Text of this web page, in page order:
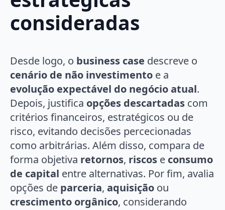
consideradas
Desde logo, o business case descreve o
cenário de não investimento e a
evolução expectável do negócio atual.
Depois, justifica opções descartadas com
critérios financeiros, estratégicos ou de
risco, evitando decisões percecionadas
como arbitrárias. Além disso, compara de
forma objetiva retornos, riscos e consumo
de capital entre alternativas. Por fim, avalia
opções de parceria, aquisição ou
crescimento orgânico, considerando